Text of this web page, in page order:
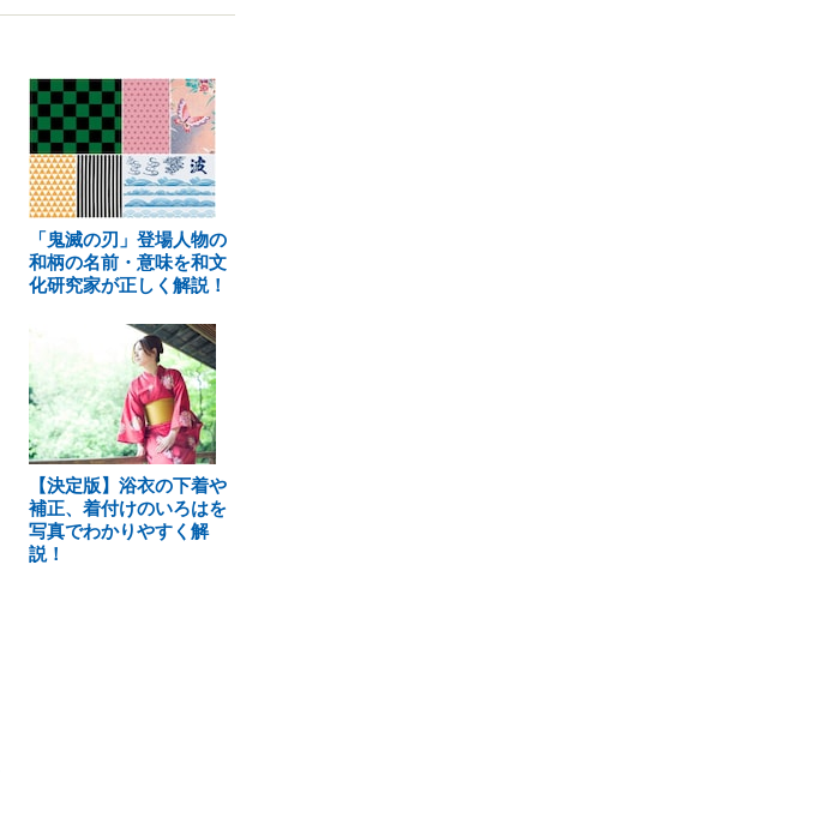
「鬼滅の刃」登場人物の
和柄の名前・意味を和文
化研究家が正しく解説！
【決定版】浴衣の下着や
補正、着付けのいろはを
写真でわかりやすく解
説！